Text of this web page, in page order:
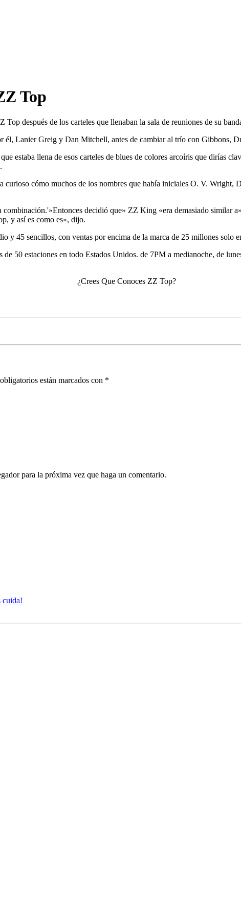
Top
después de los carteles que llenaban la sala de reuniones de su
él, Lanier Greig y Dan Mitchell, antes de cambiar al trío con Gibbons,
estaba llena de esos carteles de blues de colores arcoíris que dirías
curioso cómo muchos de los nombres que había iniciales O. V.
decidió que» ZZ King «era demasiado similar
y así es como es», dijo.
y 45 sencillos, con ventas por encima de la marca de 25 millones solo
50 estaciones en todo Estados Unidos. de 7PM a medianoche, de
¿Crees Que Conoces ZZ Top?
están marcados con *
para la próxima vez que haga un comentario.
cuida!